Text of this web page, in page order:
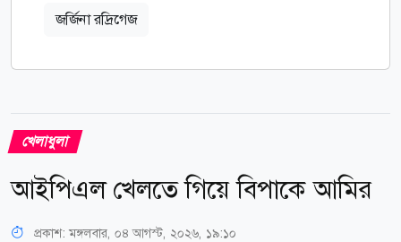
জর্জিনা রদ্রিগেজ
খেলাধুলা
আইপিএল খেলতে গিয়ে বিপাকে আমির
প্রকাশ:মঙ্গলবার, ০৪ আগস্ট, ২০২৬, ১৯:১০